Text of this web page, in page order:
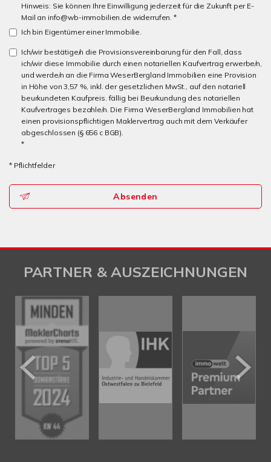
Hinweis: Sie können Ihre Einwilligung jederzeit für die Zukunft per E-
Mail an info@wb-immobilien.de widerrufen. *
Ich bin Eigentümer einer Immobilie.
Ich/wir bestätige/n die Provisionsvereinbarung für den Fall, dass
ich/wir diese Immobilie durch einen notariellen Kaufvertrag erwerbe/n,
und werde/n an die Firma WeserBergland Immobilien eine Provision
in Höhe von 3,57 %, inkl. der gesetzlichen MwSt., auf den notariell
beurkundeten Kaufpreis. fällig bei Beurkundung des notariellen
Kaufvertrages bezahle/n. Die Firma WeserBergland Immobilien hat
einen provisionspflichtigen Maklervertrag auch mit dem Verkäufer
abgeschlossen (§ 656 c BGB).
*
* Pflichtfelder
Absenden
PARTNER & AUSZEICHNUNGEN